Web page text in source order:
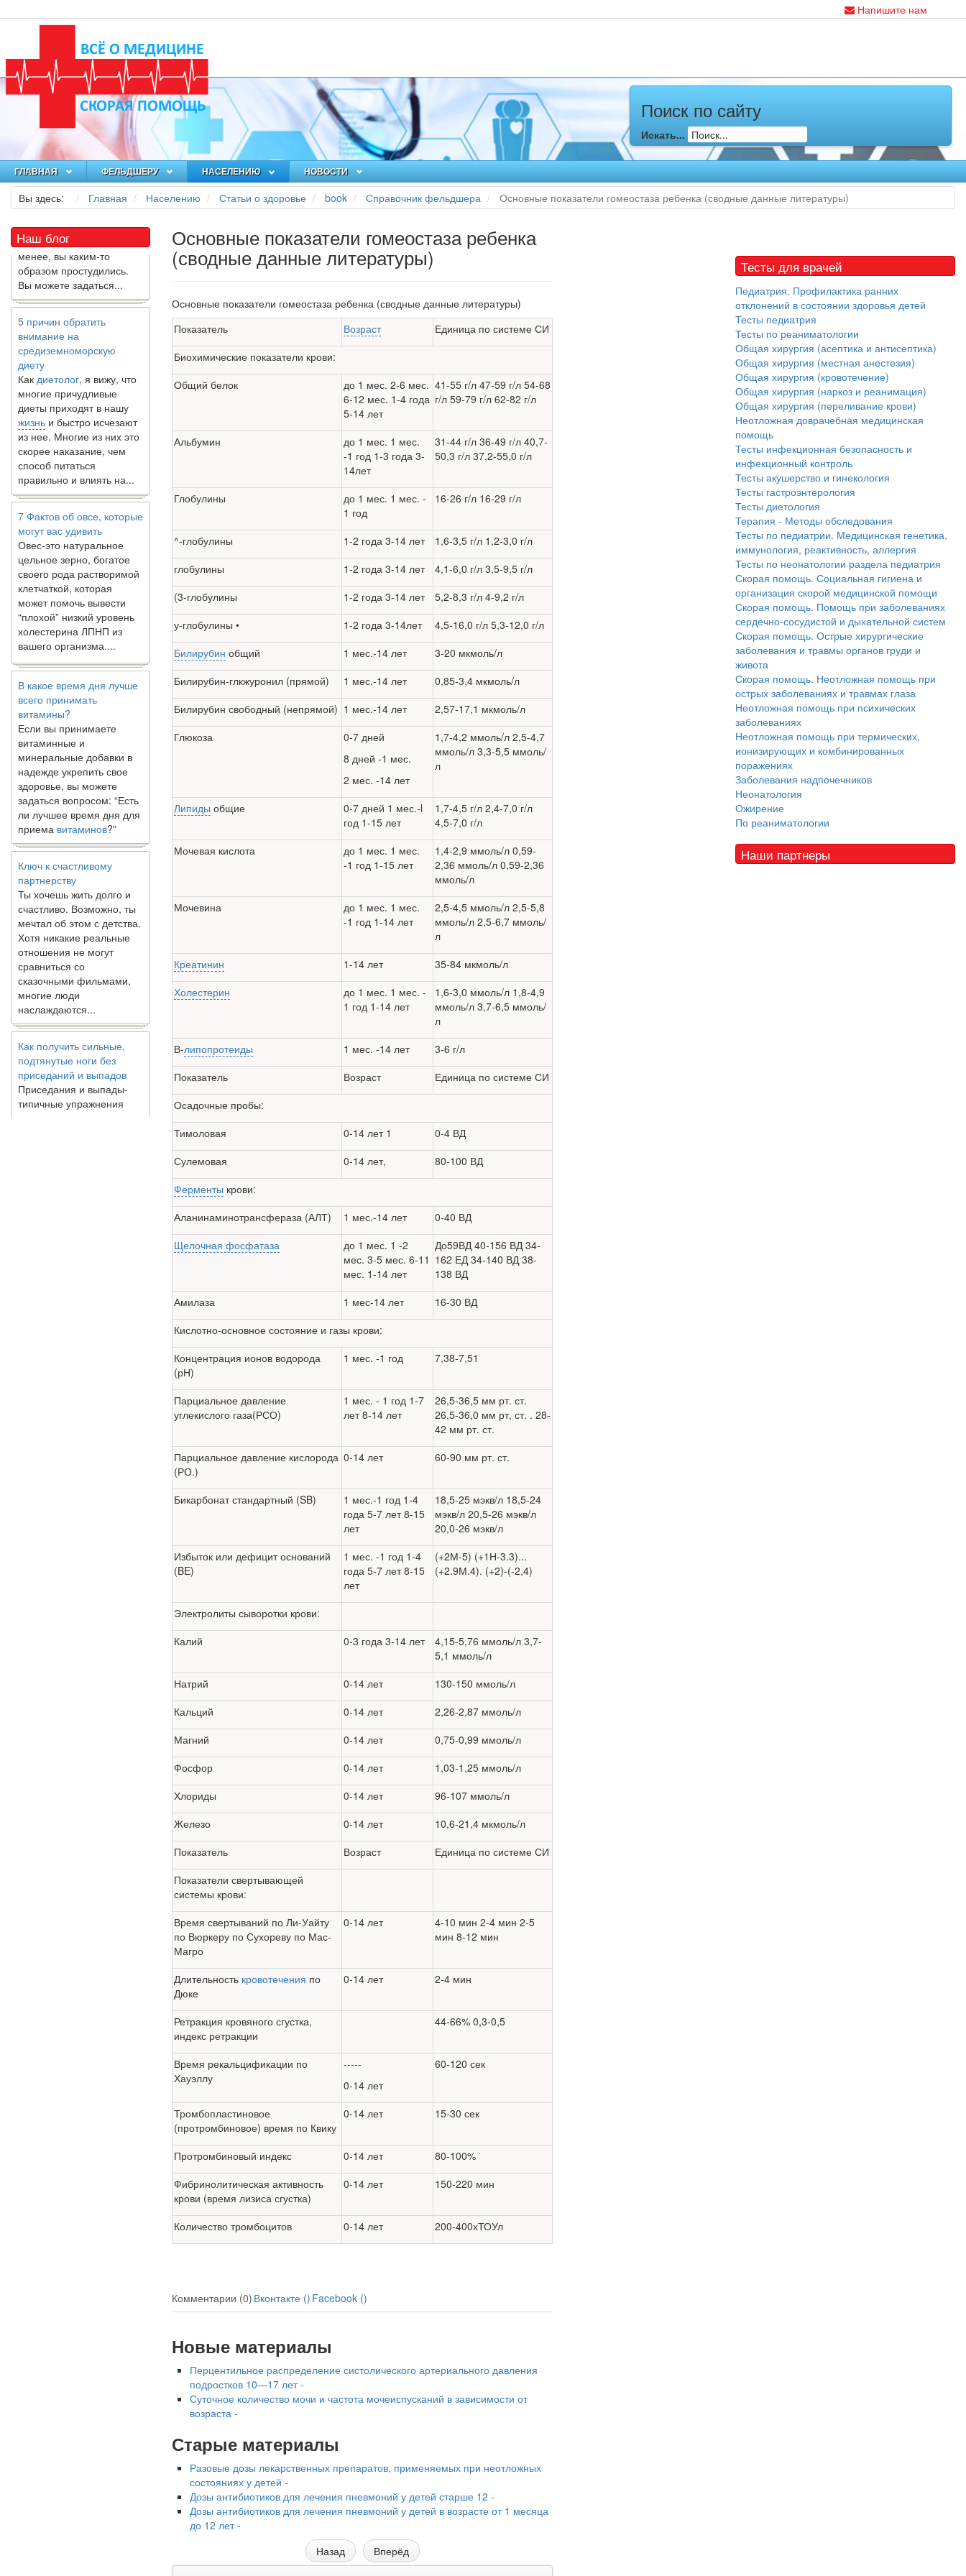
Напишите нам
Поиск по сайту
Искать...
ГЛАВНАЯ ФЕЛЬДШЕРУ НАСЕЛЕНИЮ НОВОСТИ
Вы здесь: Главная Населению Статьи о здоровье book Справочник фельдшера Основные показатели гомеостаза ребенка (сводные данные литературы)
Наш блог
Как я заболел во время
локдауна?
Это странная ситуация:
вы соблюдали все меры
предосторожности
COVID-19 (вы почти все
менее, вы каким-то
образом простудились.
Вы можете задаться...
5 причин обратить
внимание на
средиземноморскую
диету
Какдиетолог, я вижу, что
многие причудливые
диеты приходят в нашу
жизньи быстро исчезают
из нее. Многие из них это
скорее наказание, чем
способ питаться
правильно и влиять на...
7 Фактов об овсе, которые
могут вас удивить
Овес-это натуральное
цельное зерно, богатое
своего рода растворимой
клетчаткой, которая
может помочь вывести
“плохой” низкий уровень
холестерина ЛПНП из
вашего организма....
В какое время дня лучше
всего принимать
витамины?
Если вы принимаете
витаминные и
минеральные добавки в
надежде укрепить свое
здоровье, вы можете
задаться вопросом: “Есть
ли лучшее время дня для
приемавитаминов?”
Ключ к счастливому
партнерству
Ты хочешь жить долго и
счастливо. Возможно, ты
мечтал об этом с детства.
Хотя никакие реальные
отношения не могут
сравниться со
сказочными фильмами,
многие люди
наслаждаются...
Как получить сильные,
подтянутые ноги без
приседаний и выпадов
Приседания и выпады-
типичные упражнения
для укрепления мышц
нижней части тела. Хотя
Основные показатели гомеостаза ребенка
(сводные данные литературы)
Основные показатели гомеостаза ребенка (сводные данные литературы)
Показатель
Возраст
Единица по системе СИ
Биохимические показатели крови:
Общий белок
до 1 мес. 2-6 мес.
6-12 мес. 1-4 года
5-14 лет
41-55 г/л 47-59 г/л 54-68
г/л 59-79 г/л 62-82 г/л
Альбумин
до 1 мес. 1 мес.
-1 год 1-3 года 3-
14лет
31-44 г/л 36-49 г/л 40,7-
50,3 г/л 37,2-55,0 г/л
Глобулины
до 1 мес. 1 мес. -
1 год
16-26 г/л 16-29 г/л
^-глобулины 1-2 года 3-14 лет
1,6-3,5 г/л 1,2-3,0 г/л
глобулины
1-2 года 3-14 лет
4,1-6,0 г/л 3,5-9,5 г/л
(3-глобулины
1-2 года 3-14 лет
5,2-8,3 г/л 4-9,2 г/л
у-глобулины •
1-2 года 3-14лет
4,5-16,0 г/л 5,3-12,0 г/л
Билирубин общий 1 мес.-14 лет
3-20 мкмоль/л
Билирубин-глкжуронил (прямой)
1 мес.-14 лет
0,85-3,4 мкмоль/л
Билирубин свободный (непрямой) 1 мес.-14 лет
2,57-17,1 мкмоль/л
Глюкоза
0-7 дней
8 дней -1 мес.
2 мес. -14 лет
1,7-4,2 ммоль/л 2,5-4,7
ммоль/л 3,3-5,5 ммоль/
л
Липиды общие
0-7 дней 1 мес.-l
год 1-15 лет
1,7-4,5 г/л 2,4-7,0 г/л
4,5-7,0 г/л
Мочевая кислота
до 1 мес. 1 мес.
-1 год 1-15 лет
1,4-2,9 ммоль/л 0,59-
2,36 ммоль/л 0,59-2,36
ммоль/л
Мочевина
до 1 мес. 1 мес.
-1 год 1-14 лет
2,5-4,5 ммоль/л 2,5-5,8
ммоль/л 2,5-6,7 ммоль/
л
Креатинин
1-14 лет
35-84 мкмоль/л
Холестерин
до 1 мес. 1 мес. -
1 год 1-14 лет
1,6-3,0 ммоль/л 1,8-4,9
ммоль/л 3,7-6,5 ммоль/
л
В-липопротеиды 1 мес. -14 лет
3-6 г/л
Показатель
Возраст
Единица по системе СИ
Осадочные пробы:
Тимоловая
0-14 лет 1
0-4 ВД
Сулемовая
0-14 лет,
80-100 ВД
Ферменты крови:
Аланинаминотрансфераза (АЛТ)
1 мес.-14 лет
0-40 ВД
Щелочная фосфатаза
до 1 мес. 1 -2
мес. 3-5 мес. 6-11
мес. 1-14 лет
До59ВД 40-156 ВД 34-
162 ЕД 34-140 ВД 38-
138 ВД
Амилаза
1 мес-14 лет
16-30 ВД
Кислотно-основное состояние и газы крови:
Концентрация ионов водорода
(рН)
1 мес. -1 год 7,38-7,51
Парциальное давление
углекислого газа(РСО)
1 мес. - 1 год 1-7
лет 8-14 лет
26,5-36,5 мм рт. ст.
26,5-36,0 мм рт, ст. . 28-
42 мм рт. ст.
Парциальное давление кислорода
(РО.)
0-14 лет 60-90 мм рт. ст.
Бикарбонат стандартный (SB)
1 мес.-1 год 1-4
года 5-7 лет 8-15
лет
18,5-25 мэкв/л 18,5-24
мэкв/л 20,5-26 мэкв/л
20,0-26 мэкв/л
Избыток или дефицит оснований
(BE)
1 мес. -1 год 1-4
года 5-7 лет 8-15
лет
(+2М-5) (+1Н-3.3)...
(+2.9М.4). (+2)-(-2,4)
Электролиты сыворотки крови:
Калий
0-3 года 3-14 лет
4,15-5,76 ммоль/л 3,7-
5,1 ммоль/л
Натрий
0-14 лет
130-150 ммоль/л
Кальций
0-14 лет
2,26-2,87 ммоль/л
Магний
0-14 лет
0,75-0,99 ммоль/л
Фосфор
0-14 лет
1,03-1,25 ммоль/л
Хлориды
0-14 лет
96-107 ммоль/л
Железо
0-14 лет
10,6-21,4 мкмоль/л
Показатель
Возраст
Единица по системе СИ
Показатели свертывающей
системы крови:
Время свертываний по Ли-Уайту
по Вюркеру по Сухореву по Мас-
Магро
0-14 лет
4-10 мин 2-4 мин 2-5
мин 8-12 мин
Длительность кровотечения по
Дюке
0-14 лет 2-4 мин
Ретракция кровяного сгустка,
индекс ретракции
44-66% 0,3-0,5
Время рекальцификации по
Хауэллу
-----
0-14 лет
60-120 сек
Тромбопластиновое
(протромбино­вое) время по Квику
0-14 лет 15-30 сек
Протромбиновый индекс 0-14 лет
80-100%
Фибринолитическая активность
кро­ви (время лизиса сгустка)
0-14 лет 150-220 мин
Количество тромбоцитов 0-14 лет 200-400хТОУл
Комментарии (0) Вконтакте () Facebook ()
Новые материалы
Перцентильное распределение систолического артериального давления
подростков 10—17 лет -
Суточное количество мочи и частота мочеиспусканий в зависимости от
возраста -
Старые материалы
Разовые дозы лекарственных препаратов, применяемых при неотложных
состояниях у детей -
Дозы антибиотиков для лечения пневмоний у детей старше 12 -
Дозы антибиотиков для лечения пневмоний у детей в возрасте от 1 месяца
до 12 лет -
Назад
Вперёд
Тесты для врачей
Педиатрия. Профилактика ранних
отклонений в состоянии здоровья детей
Тесты педиатрия
Тесты по реаниматологии
Общая хирургия (асептика и антисептика)
Общая хирургия (местная анестезия)
Общая хирургия (кровотечение)
Общая хирургия (наркоз и реанимация)
Общая хирургия (переливание крови)
Неотложная доврачебная медицинская
помощь
Тесты инфекционная безопасность и
инфекционный контроль
Тесты акушерство и гинекология
Тесты гастроэнтерология
Тесты диетология
Терапия - Методы обследования
Тесты по педиатрии. Медицинская генетика,
иммунология, реактивность, аллергия
Тесты по неонатологии раздела педиатрия
Скорая помощь. Социальная гигиена и
организация скорой медицинской помощи
Скорая помощь. Помощь при заболеваниях
сердечно-сосудистой и дыхательной систем
Скорая помощь. Острые хирургические
заболевания и травмы органов груди и
живота
Скорая помощь. Неотложная помощь при
острых заболеваниях и травмах глаза
Неотложная помощь при психических
заболеваниях
Неотложная помощь при термических,
ионизирующих и комбинированных
поражениях
Заболевания надпочечников
Неонатология
Ожирение
По реаниматологии
Наши партнеры